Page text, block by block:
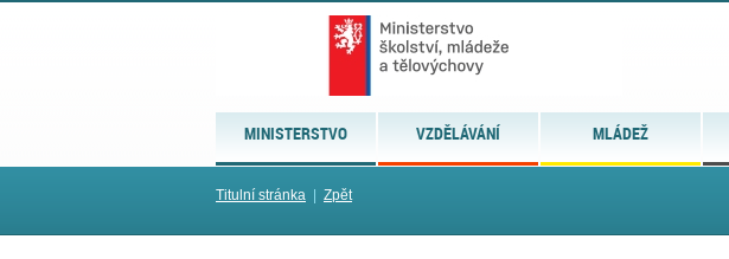
MINISTERSTVO VZDĚLÁVÁNÍ MLÁDEŽ
Titulní stránka Zpět